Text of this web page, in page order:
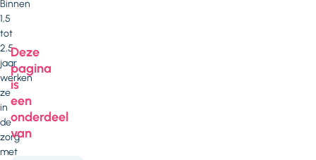
Binnen
1,5
tot
2,5
jaar
werken
ze
in
de
zorg
met
Deze
pagina
is
een
onderdeel
van